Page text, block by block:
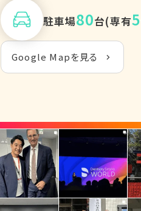
駐車場80台(専有5
Google Mapを見る